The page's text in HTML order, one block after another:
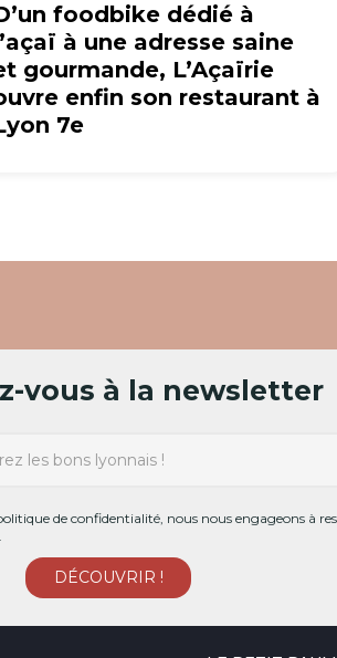
foodbike dédié à
à une adresse saine
gourmande, L’Açaïrie
enfin son restaurant à
7e
vous à la newsletter
de confidentialité, nous nous engageons à